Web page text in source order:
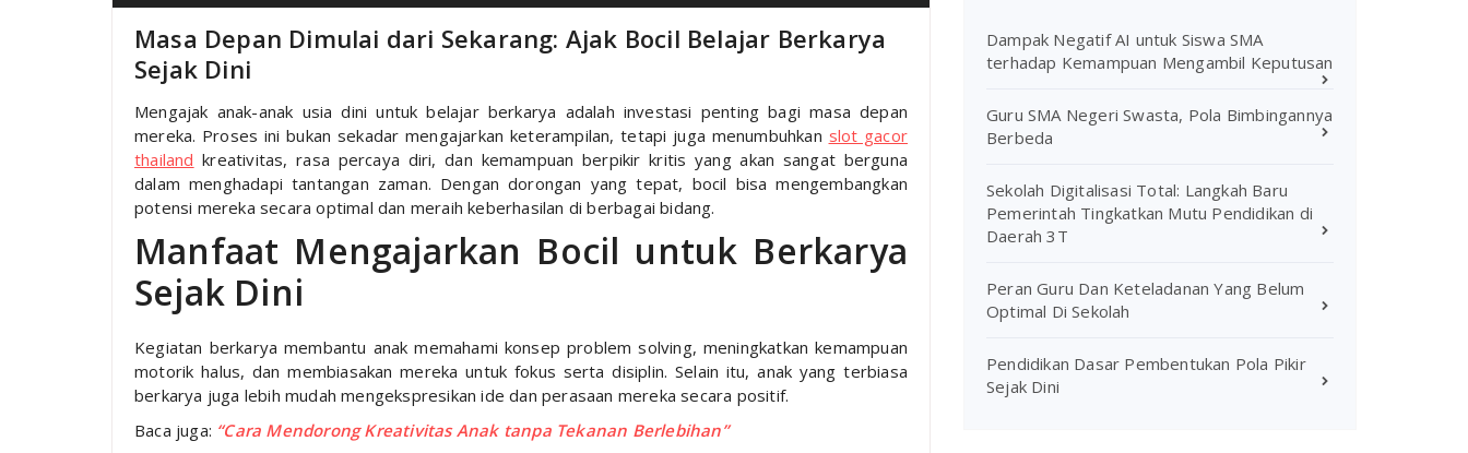
Masa Depan Dimulai dari Sekarang: Ajak Bocil Belajar Berkarya
Sejak Dini
Mengajak anak-anak usia dini untuk belajar berkarya adalah investasi penting bagi masa depan
mereka. Proses ini bukan sekadar mengajarkan keterampilan, tetapi juga menumbuhkan slot gacor
thailand kreativitas, rasa percaya diri, dan kemampuan berpikir kritis yang akan sangat berguna
dalam menghadapi tantangan zaman. Dengan dorongan yang tepat, bocil bisa mengembangkan
potensi mereka secara optimal dan meraih keberhasilan di berbagai bidang.
Manfaat Mengajarkan Bocil untuk Berkarya
Sejak Dini
Kegiatan berkarya membantu anak memahami konsep problem solving, meningkatkan kemampuan
motorik halus, dan membiasakan mereka untuk fokus serta disiplin. Selain itu, anak yang terbiasa
berkarya juga lebih mudah mengekspresikan ide dan perasaan mereka secara positif.
Baca juga: “Cara Mendorong Kreativitas Anak tanpa Tekanan Berlebihan”
Dampak Negatif AI untuk Siswa SMA
terhadap Kemampuan Mengambil Keputusan
Guru SMA Negeri Swasta, Pola Bimbingannya
Berbeda
Sekolah Digitalisasi Total: Langkah Baru
Pemerintah Tingkatkan Mutu Pendidikan di
Daerah 3T
Peran Guru Dan Keteladanan Yang Belum
Optimal Di Sekolah
Pendidikan Dasar Pembentukan Pola Pikir
Sejak Dini